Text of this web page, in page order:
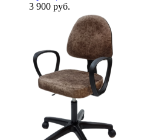
3 900 руб.